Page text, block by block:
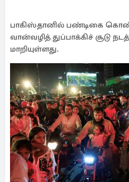
பாகிஸ்தானில் பண்டிகை
வான்வழித் துப்பாக்கிச் சூடு
மாறியுள்ளது.